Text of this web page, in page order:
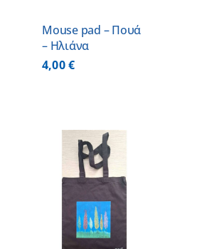
Mouse pad – Πουά
– Ηλιάνα
4,00€
ΠΡΟΣΘΗΚΗ ΣΤΟ
ΚΑΛΑΘΙ
ΛΕΠΤΟΜΕΡΕΙΕΣ